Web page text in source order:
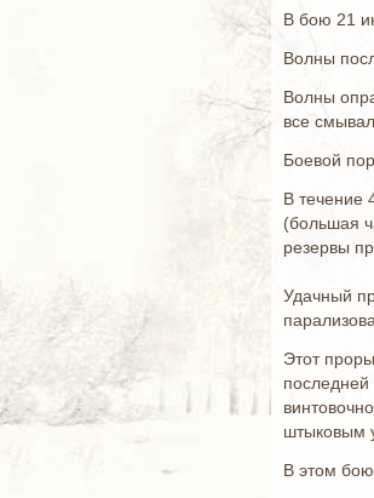
В бою 21
Волны
Волны
все
Боевой
В течение
(большая
резервы
Удачный
Этот
штыковым
В этом бою